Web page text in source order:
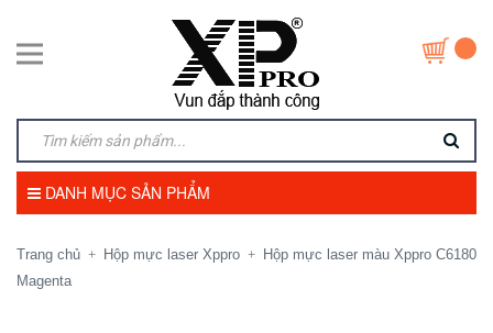
DANH MỤC SẢN PHẨM
Trang chủ + Hộp mực laser Xppro +
Hộp mực laser màu Xppro C6180
Magenta